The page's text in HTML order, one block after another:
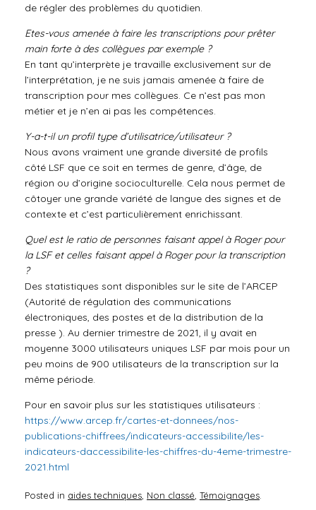
de régler des problèmes du quotidien.
Etes-vous amenée à faire les transcriptions pour prêter
main forte à des collègues par exemple ?
En tant qu’interprète je travaille exclusivement sur de
l’interprétation, je ne suis jamais amenée à faire de
transcription pour mes collègues. Ce n’est pas mon
métier et je n’en ai pas les compétences.
Y-a-t-il un profil type d’utilisatrice/utilisateur ?
Nous avons vraiment une grande diversité de profils
côté LSF que ce soit en termes de genre, d’âge, de
région ou d’origine socioculturelle. Cela nous permet de
côtoyer une grande variété de langue des signes et de
contexte et c’est particulièrement enrichissant.
Quel est le ratio de personnes faisant appel à Roger pour
la LSF et celles faisant appel à Roger pour la transcription
?
Des statistiques sont disponibles sur le site de l’ARCEP
(Autorité de régulation des communications
électroniques, des postes et de la distribution de la
presse ). Au dernier trimestre de 2021, il y avait en
moyenne 3000 utilisateurs uniques LSF par mois pour un
peu moins de 900 utilisateurs de la transcription sur la
même période.
Pour en savoir plus sur les statistiques utilisateurs :
https://www.arcep.fr/cartes-et-donnees/nos-
publications-chiffrees/indicateurs-accessibilite/les-
indicateurs-daccessibilite-les-chiffres-du-4eme-trimestre-
2021.html
Posted in aides techniques Non classé Témoignages